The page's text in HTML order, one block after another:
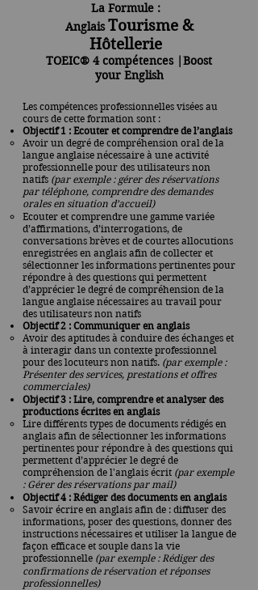
La Formule :
AnglaisTourisme &
Hôtellerie
TOEIC® 4 compétences |Boost
your English
Les compétences professionnelles visées au
cours de cette formation sont :
Objectif 1 : Ecouter et comprendre de l’anglais
Avoir un degré de compréhension oral de la
langue anglaise nécessaire à une activité
professionnelle pour des utilisateurs non
natifs (par exemple : gérer des réservations
par téléphone, comprendre des demandes
orales en situation d’accueil)
Ecouter et comprendre une gamme variée
d’affirmations, d’interrogations, de
conversations brèves et de courtes allocutions
enregistrées en anglais afin de collecter et
sélectionner les informations pertinentes pour
répondre à des questions qui permettent
d’apprécier le degré de compréhension de la
langue anglaise nécessaires au travail pour
des utilisateurs non natifs
Objectif 2 : Communiquer en anglais
Avoir des aptitudes à conduire des échanges et
à interagir dans un contexte professionnel
pour des locuteurs non natifs. (par exemple :
Présenter des services, prestations et offres
commerciales)
Objectif 3 : Lire, comprendre et analyser des
productions écrites en anglais​
Lire différents types de documents rédigés en
anglais afin de sélectionner les informations
pertinentes pour répondre à des questions qui
permettent d’apprécier le degré de
compréhension de l'anglais écrit (par exemple
: Gérer des réservations par mail)
Objectif 4 : Rédiger des documents en anglais
Savoir écrire en anglais afin de : diffuser des
informations, poser des questions, donner des
instructions nécessaires et utiliser la langue de
façon efficace et souple dans la vie
professionnelle (par exemple : Rédiger des
confirmations de réservation et réponses
professionnelles)